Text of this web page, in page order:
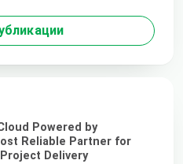
Powered by
Reliable Partner for
Delivery